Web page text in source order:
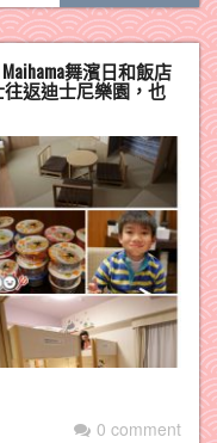
舞濱日和飯店
返迪士尼樂園，也
0 comment